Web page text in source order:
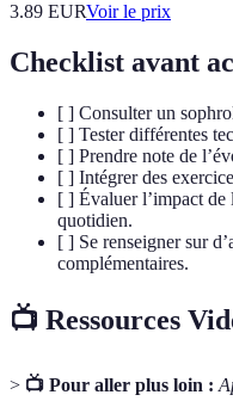
3.89 EURVoir le prix
Checklist avant
[ ] Consulter un
[ ] Tester différentes
[ ] Prendre note de
[ ] Intégrer des
[ ] Évaluer l’impact de
quotidien.
[ ] Se renseigner sur
complémentaires.
📺 Ressources
> 📺 Pour aller plus loin :